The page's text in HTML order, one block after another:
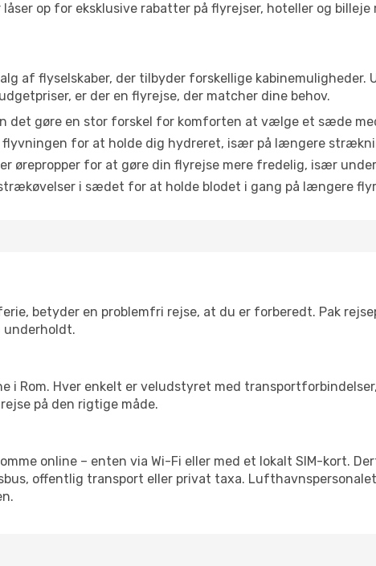
låser op for eksklusive rabatter på flyrejser, hoteller og
af flyselskaber, der tilbyder forskellige kabinemuligheder.
er der en flyrejse, der matcher dine behov.
det gøre en stor forskel for komforten at vælge et sæde
for at holde dig hydreret, især på længere
ørepropper for at gøre din flyrejse mere fredelig, især
i sædet for at holde blodet i gang på længere
betyder en problemfri rejse, at du er forberedt. Pak
underholdt.
Rom. Hver enkelt er veludstyret med
på den rigtige måde.
online – enten via Wi-Fi eller med et lokalt SIM-kort.
offentlig transport eller privat taxa.